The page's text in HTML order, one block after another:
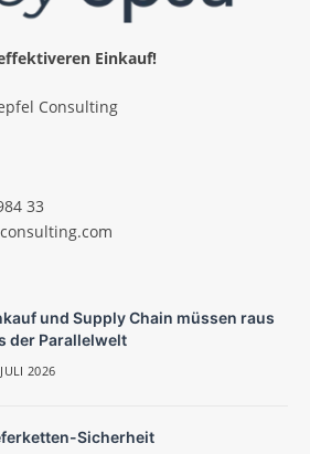
Einkauf!
Consulting
33
und Supply Chain müssen raus
der Parallelwelt
2026
Sicherheit